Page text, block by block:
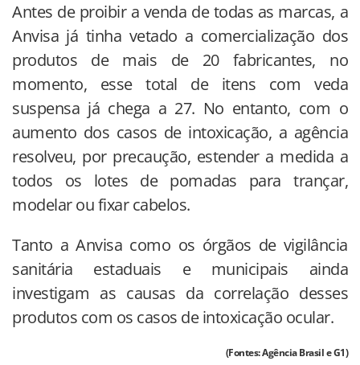
Antes de proibir a venda de todas as marcas, a
Anvisa já tinha vetado a comercialização dos
produtos de mais de 20 fabricantes, no
momento, esse total de itens com veda
suspensa já chega a 27. No entanto, com o
aumento dos casos de intoxicação, a agência
resolveu, por precaução, estender a medida a
todos os lotes de pomadas para trançar,
modelar ou fixar cabelos.
Tanto a Anvisa como os órgãos de vigilância
sanitária estaduais e municipais ainda
investigam as causas da correlação desses
produtos com os casos de intoxicação ocular.
(Fontes: Agência Brasil e G1)